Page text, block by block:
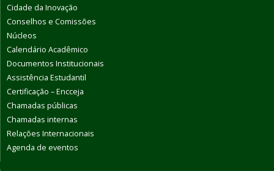
Cidade da Inovação
Conselhos e Comissões
Núcleos
Calendário Acadêmico
Documentos Institucionais
Assistência Estudantil
Certificação – Encceja
Chamadas públicas
Chamadas internas
Relações Internacionais
Agenda de eventos